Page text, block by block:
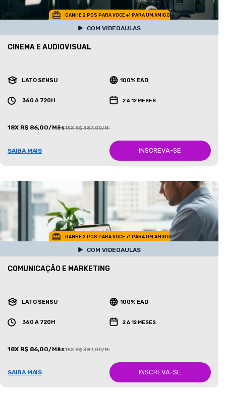
GANHE 2 POS PARA VOCE +1 PARA UM AMIGO
COM VIDEOAULAS
CINEMA E AUDIOVISUAL
LATO SENSU 100% EAD
360 A 720H 2 A 12 MESES
18X R$ 86,00/Mês18X R$ 387,00/Mês
SAIBA MAIS INSCREVA-SE
GANHE 2 POS PARA VOCE +1 PARA UM AMIGO
COM VIDEOAULAS
COMUNICAÇÃO E MARKETING
LATO SENSU 100% EAD
360 A 720H 2 A 12 MESES
18X R$ 86,00/Mês18X R$ 387,00/Mês
SAIBA MAIS INSCREVA-SE